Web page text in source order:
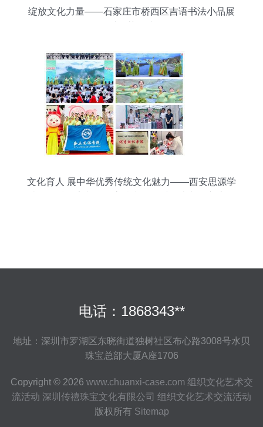
绽放文化力量——石家庄市桥西区吉语书法小品展
文化育人 展中华优秀传统文化魅力——西安思源学
电话：1868343**
地址：深圳市罗湖区东晓街道独树社区布心路3008号水贝
珠宝总部大厦A座1706
Copyright © 2026 www.chuanxi-case.com 组织文化艺术交
流活动 深圳传禧珠宝文化有限公司 组织文化艺术交流活动
版权所有 Sitemap